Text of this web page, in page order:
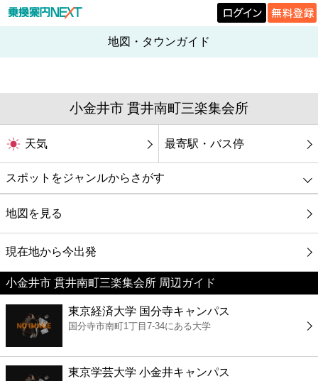
地図・タウンガイド
小金井市 貫井南町三楽集会所
天気 最寄駅・バス停
スポットをジャンルからさがす
グルメ
映画
美容
コンビニ
薬局
地図を見る
現在地から今出発
小金井市 貫井南町三楽集会所 周辺ガイド
東京経済大学 国分寺キャンパス
国分寺市南町1丁目7-34にある大学
東京学芸大学 小金井キャンパス